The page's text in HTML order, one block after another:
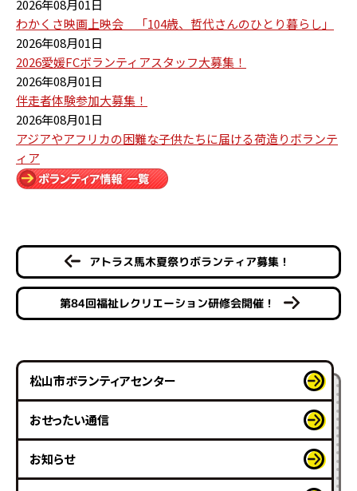
2026年08月01日
わかくさ映画上映会 「104歳、哲代さんのひとり暮らし」
2026年08月01日
2026愛媛FCボランティアスタッフ大募集！
2026年08月01日
伴走者体験参加大募集！
2026年08月01日
アジアやアフリカの困難な子供たちに届ける荷造りボランテ
ィア
アトラス馬木夏祭りボランティア募集！
第84回福祉レクリエーション研修会開催！
松山市ボランティアセンター
おせったい通信
お知らせ